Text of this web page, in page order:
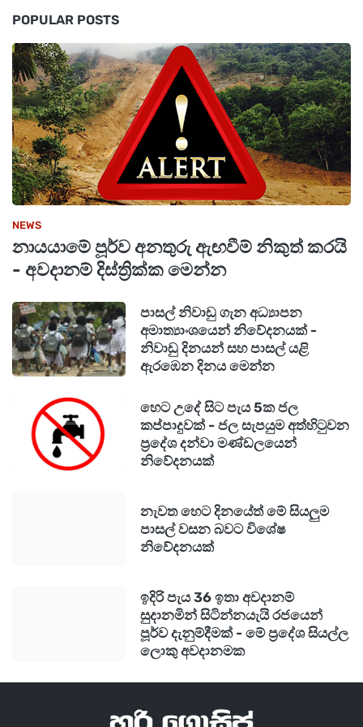
Exhibitions) කාණ්ඩයේ අත්දැකීම් එකම
ස්ථානයකට රැගෙන ඒම විශේෂත්වයකි.
POPULAR POSTS
NEWS
නායයාමේ පූර්ව අනතුරු ඇඟවීම් නිකුත් කරයි
- අවදානම් දිස්ත්‍රික්ක මෙන්න
පාසල් නිවාඩු ගැන අධ්‍යාපන
අමාත්‍යාංශයෙන් නිවේදනයක් -
නිවාඩු දිනයන් සහ පාසල් යළි
ඇරඹෙන දිනය මෙන්න
හෙට උදේ සිට පැය 5ක ජල
කප්පාදුවක් - ජල සැපයුම අත්හිටුවන
ප්‍රදේශ දන්වා මණ්ඩලයෙන්
නිවේදනයක්
නැවත හෙට දිනයේත් මේ සියලුම
පාසල් වසන බවට විශේෂ
නිවේදනයක්
ඉදිරි පැය 36 ඉතා අවදානම්
සුදානමින් සිටින්නයැයි රජයෙන්
පූර්ව දැනුම්දීමක් - මේ ප්‍රදේශ සියල්ල
ලොකු අවදානමක